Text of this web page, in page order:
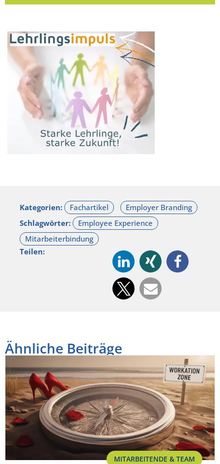
Kategorien:
Schlagwörter:
Teilen:
Ähnliche Beiträge
MITARBEITENDE & TEAM